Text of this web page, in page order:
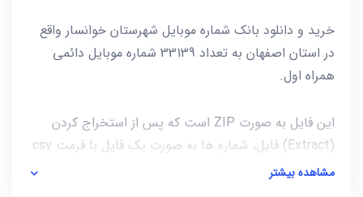
خرید و دانلود بانک شماره موبایل شهرستان خوانسار واقع
در استان اصفهان به تعداد 33139 شماره موبایل دائمی
همراه اول.
این فایل به صورت ZIP است که پس از استخراج کردن
(Extract) فایل، شماره ها به صورت یک فایل با فرمت csv
مشاهده بیشتر